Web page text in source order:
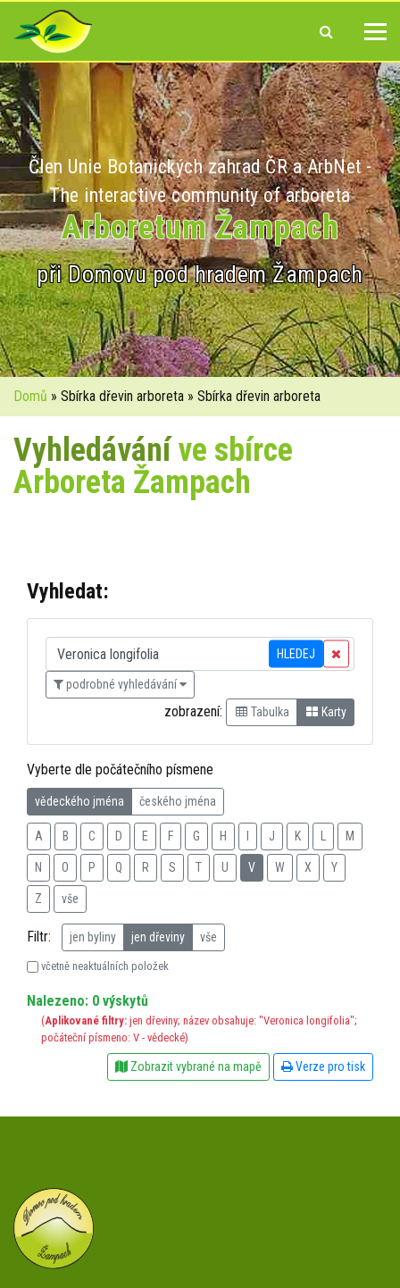
Člen Unie Botanických zahrad ČR a ArbNet -
The interactive community of arboreta
Arboretum Žampach
při Domovu pod hradem Žampach
Domů » Sbírka dřevin arboreta » Sbírka dřevin arboreta
Vyhledáváníve sbírce
Arboreta Žampach
Vyhledat:
HLEDEJ
podrobné vyhledávání
zobrazení: Tabulka Karty
Vyberte dle počátečního písmene
vědeckého jména českého jména
A B C D E F G H J K M
N O P Q R S T U V W X Y
Z vše
Filtr: jen byliny jen dřeviny vše
včetně neaktuálních položek
Nalezeno: 0 výskytů
(Aplikované filtry: jen dřeviny; název obsahuje: "Veronica longifolia";
počáteční písmeno: V - vědecké)
Zobrazit vybrané na mapě Verze pro tisk